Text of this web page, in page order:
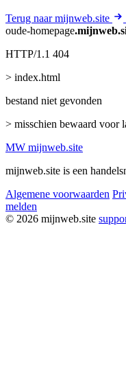
Terug naar mijnweb.site
oude-homepage
HTTP/1.1 404
> index.html
bestand niet gevonden
> misschien bewaard voor
MW mijnweb.site
mijnweb.site is een
Algemene voorwaarden
melden
© 2026 mijnweb.site